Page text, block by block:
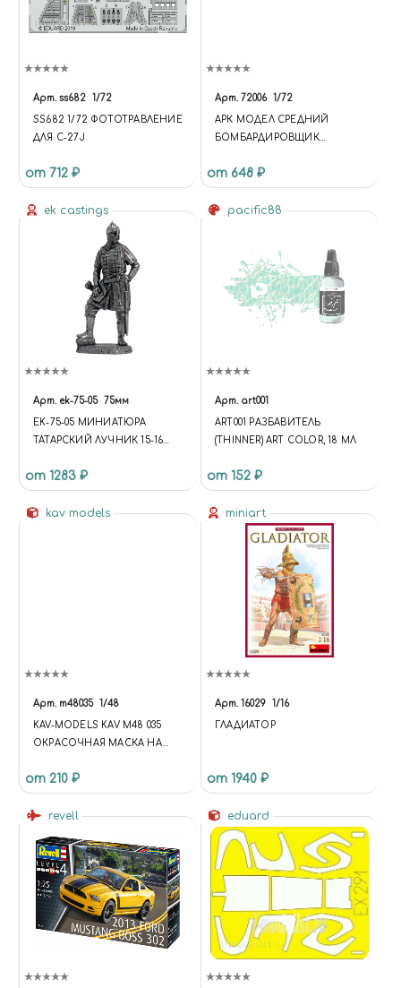
Арт. ss682 1/72
SS682 1/72 ФОТОТРАВЛЕНИЕ
ДЛЯ C-27J
от 712 ₽
Арт. 72006 1/72
АРК МОДЕЛ СРЕДНИЙ
БОМБАРДИРОВЩИК
от 648 ₽
ek castings
Арт. ek-75-05 75мм
EK-75-05 МИНИАТЮРА
ТАТАРСКИЙ ЛУЧНИК 15-16
от 1283 ₽
pacific88
Арт. art001
ART001 РАЗБАВИТЕЛЬ
(THINNER) ART COLOR, 18 МЛ
от 152 ₽
kav models
Арт. m48035 1/48
KAV-MODELS KAV M48 035
ОКРАСОЧНАЯ МАСКА НА
1/48
от 210 ₽
miniart
Арт. 16029 1/16
ГЛАДИАТОР
от 1940 ₽
revell eduard